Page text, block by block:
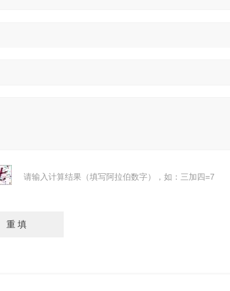
请输入计算结果（填写阿拉伯数字），如：三加四=7